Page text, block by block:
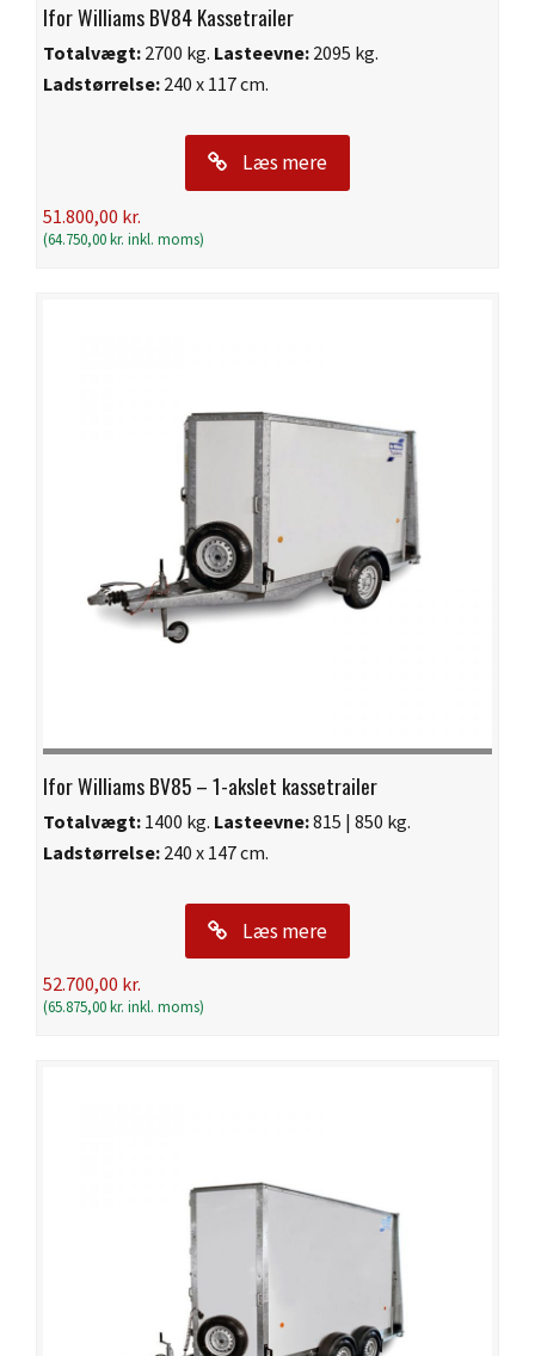
Ifor Williams BV84 Kassetrailer
Totalvægt: 2700 kg. Lasteevne: 2095 kg.
Ladstørrelse: 240 x 117 cm.
Læs mere
51.800,00 kr.
(64.750,00kr. inkl. moms)
Ifor Williams BV85 – 1-akslet kassetrailer
Totalvægt: 1400 kg. Lasteevne:815 | 850 kg.
Ladstørrelse: 240 x 147 cm.
Læs mere
52.700,00 kr.
(65.875,00kr. inkl. moms)